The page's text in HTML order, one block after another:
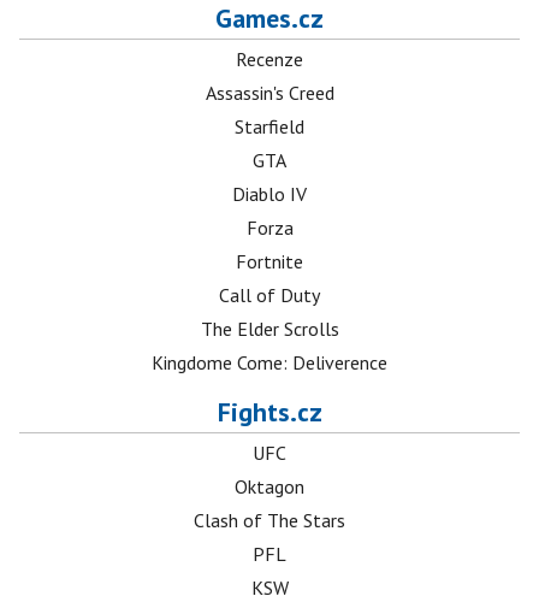
Games.cz
Recenze
Assassin's Creed
Starfield
GTA
Diablo IV
Forza
Fortnite
Call of Duty
The Elder Scrolls
Kingdome Come: Deliverence
Fights.cz
UFC
Oktagon
Clash of The Stars
PFL
KSW